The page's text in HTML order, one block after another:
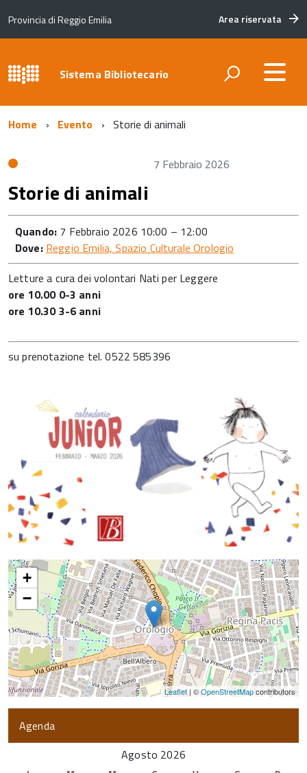
Provincia di Reggio Emilia Area riservata
Sistema Bibliotecario
Home Evento Storie di animali
7 Febbraio 2026
Storie di animali
Quando: 7 Febbraio 2026 10:00 – 12:00
Dove: Reggio Emilia, Spazio Culturale Orologio
Letture a cura dei volontari Nati per Leggere
ore 10.00 0-3 anni
ore 10.30 3-6 anni
su prenotazione tel. 0522 585396
+
−
Leaflet | ©OpenStreetMapcontributors
Agenda
Agosto 2026